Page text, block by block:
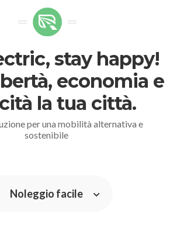
stay happy!
economia e
la tua città.
per una mobilità alternativa e
sostenibile
Noleggio facile